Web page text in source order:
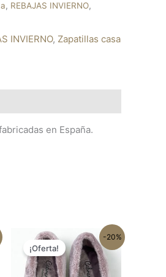
, REBAJAS INVIERNO,
INVIERNO, Zapatillas casa
en España.
Este
-20%
¡Oferta!
El
precio
original
era:
28.95€.
precio
actual
es:
23.16€.
Este
producto